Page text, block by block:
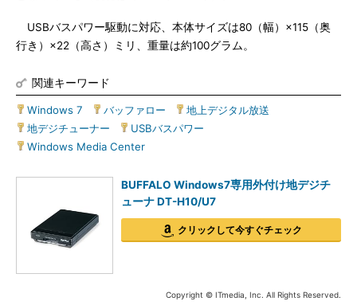
USBバスパワー駆動に対応、本体サイズは80（幅）×115（奥
行き）×22（高さ）ミリ、重量は約100グラム。
関連キーワード
Windows 7 バッファロー 地上デジタル放送
地デジチューナー
USBバスパワー
Windows Media Center
BUFFALO Windows7専用外付け地デジチ
ューナ DT-H10/U7
クリックして今すぐチェック
Copyright © ITmedia, Inc. All Rights Reserved.